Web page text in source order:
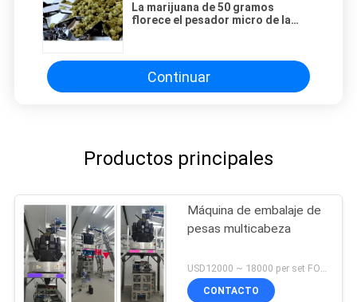
La marijuana de 50 gramos
florece el pesador micro de la
Continuar
Productos principales
Máquina de embalaje de
pesas multicabeza
USD12000 ~ 18000 per set FOB Shenzhen China MOQ:1 sistema
CONTACTO